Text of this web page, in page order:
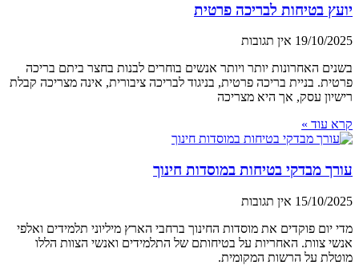
יועץ בטיחות לבריכה פרטית
19/10/2025 אין תגובות
בשנים האחרונות יותר ויותר אנשים בוחרים לבנות בחצר ביתם בריכה
פרטית. בניית בריכה פרטית, בניגוד לבריכה ציבורית, אינה מצריכה קבלת
רישיון עסק, אך היא מצריכה
קרא עוד »
עורך מבדקי בטיחות במוסדות חינוך
15/10/2025 אין תגובות
מדי יום פוקדים את מוסדות החינוך ברחבי הארץ מיליוני תלמידים ואלפי
אנשי צוות. האחריות על בטיחותם של התלמידים ואנשי הצוות הללו
מוטלת על הרשות המקומית.